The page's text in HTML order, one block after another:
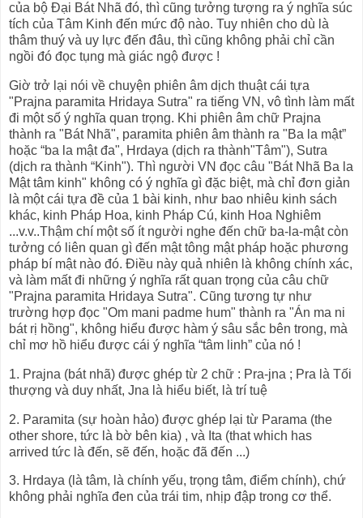
của bộ Đại Bát Nhã đó, thì cũng tưởng tượng ra ý nghĩa súc
tích của Tâm Kinh đến mức độ nào. Tuy nhiên cho dù là
thâm thuý và uy lực đến đâu, thì cũng không phải chỉ cần
ngồi đó đọc tụng mà giác ngộ được !
Giờ trở lại nói về chuyện phiên âm dịch thuật cái tựa
"Prajna paramita Hridaya Sutra" ra tiếng VN, vô tình làm mất
đi một số ý nghĩa quan trọng. Khi phiên âm chữ Prajna
thành ra "Bát Nhã", paramita phiên âm thành ra "Ba la mật”
hoặc “ba la mật đa", Hrdaya (dịch ra thành"Tâm"), Sutra
(dịch ra thành “Kinh"). Thì người VN đọc câu "Bát Nhã Ba la
Mật tâm kinh" không có ý nghĩa gì đặc biệt, mà chỉ đơn giản
là một cái tựa đề của 1 bài kinh, như bao nhiêu kinh sách
khác, kinh Pháp Hoa, kinh Pháp Cú, kinh Hoa Nghiêm
...v.v..Thậm chí một số ít người nghe đến chữ ba-la-mật còn
tưởng có liên quan gì đến mật tông mật pháp hoặc phương
pháp bí mật nào đó. Điều này quả nhiên là không chính xác,
và làm mất đi những ý nghĩa rất quan trọng của câu chữ
"Prajna paramita Hridaya Sutra". Cũng tương tự như
trường hợp đọc "Om mani padme hum" thành ra "Án ma ni
bát rị hồng", không hiểu được hàm ý sâu sắc bên trong, mà
chỉ mơ hồ hiểu được cái ý nghĩa “tâm linh” của nó !
1. Prajna (bát nhã) được ghép từ 2 chữ : Pra-jna ; Pra là Tối
thượng và duy nhất, Jna là hiểu biết, là trí tuệ
2. Paramita (sự hoàn hảo) được ghép lại từ Parama (the
other shore, tức là bờ bên kia) , và Ita (that which has
arrived tức là đến, sẽ đến, hoặc đã đến ...)
3. Hrdaya (là tâm, là chính yếu, trọng tâm, điểm chính), chứ
không phải nghĩa đen của trái tim, nhịp đập trong cơ thể.